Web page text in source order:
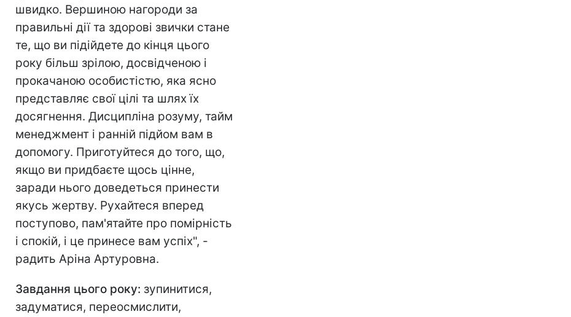
швидко. Вершиною нагороди за
правильні дії та здорові звички стане
те, що ви підійдете до кінця цього
року більш зрілою, досвідченою і
прокачаною особистістю, яка ясно
представляє свої цілі та шлях їх
досягнення. Дисципліна розуму, тайм
менеджмент і ранній підйом вам в
допомогу. Приготуйтеся до того, що,
якщо ви придбаєте щось цінне,
заради нього доведеться принести
якусь жертву. Рухайтеся вперед
поступово, пам'ятайте про помірність
і спокій, і це принесе вам успіх", -
радить Аріна Артуровна.
Завдання цього року: зупинитися,
задуматися, переосмислити,